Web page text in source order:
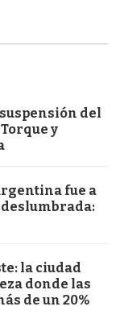
del
y
fue a
deslumbrada:
la ciudad
donde las
de un 20%